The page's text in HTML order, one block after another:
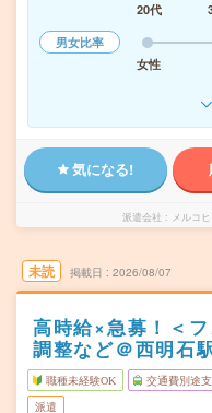
20代
男女比率
女性
気になる!
派遣会社 メルコ
未読 掲載日 2026/08/07
高時給×急募！＜
調整など＠西明石
職種未経験OK 交通費別途
派遣